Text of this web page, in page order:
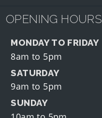
OPENING HOURS
MONDAY TO FRIDAY
8am to 5pm
SATURDAY
9am to 5pm
SUNDAY